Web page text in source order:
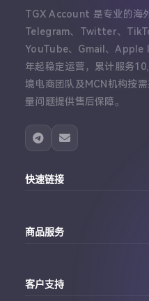
TGX Account 是专业的海
Telegram、Twitter、
YouTube、Gmail、Apple
年起稳定运营，累计服务
境电商团队及MCN机构按
量问题提供售后保障。
快速链接
订单查询
商品服务
客户支持